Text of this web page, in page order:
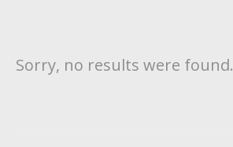
Sorry, no results were found.